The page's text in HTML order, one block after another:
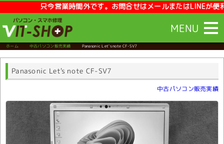
只今営業時間外です。お問合せはメールまたはLINEが
MENU
ホーム 中古パソコン販売実績 Panasonic Let's note CF-SV7
Panasonic Let's note CF-SV7
中古パソコン販売実績